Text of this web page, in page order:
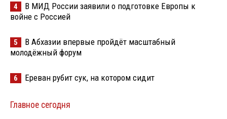
4
В МИД России заявили о подготовке Европы к
войне с Россией
5
В Абхазии впервые пройдёт масштабный
молодёжный форум
6 Ереван рубит сук, на котором сидит
Главное сегодня